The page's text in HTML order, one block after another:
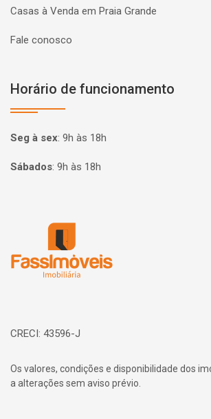
Casas à Venda em Praia Grande
Fale conosco
Horário de funcionamento
Seg à sex: 9h às 18h
Sábados: 9h às 18h
CRECI: 43596-J
Os valores, condições e disponibilidade dos
a alterações sem aviso prévio.